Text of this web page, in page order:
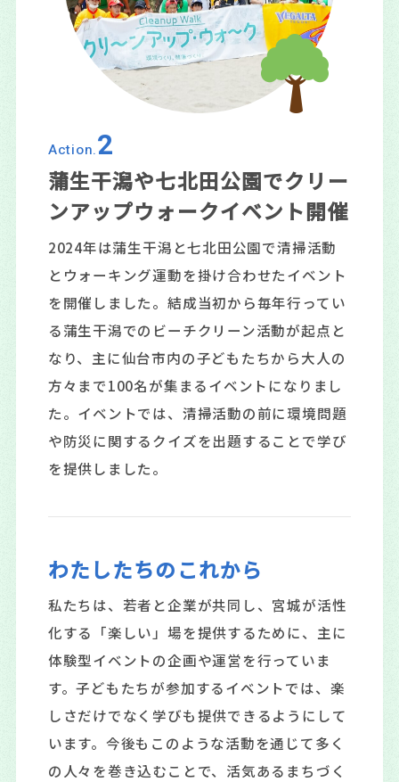
Action.2
蒲生干潟や七北田公園でクリー
ンアップウォークイベント開催
2024年は蒲生干潟と七北田公園で清掃活動
とウォーキング運動を掛け合わせたイベント
を開催しました。結成当初から毎年行ってい
る蒲生干潟でのビーチクリーン活動が起点と
なり、主に仙台市内の子どもたちから大人の
方々まで100名が集まるイベントになりまし
た。イベントでは、清掃活動の前に環境問題
や防災に関するクイズを出題することで学び
を提供しました。
わたしたちのこれから
私たちは、若者と企業が共同し、宮城が活性
化する「楽しい」場を提供するために、主に
体験型イベントの企画や運営を行っていま
す。子どもたちが参加するイベントでは、楽
しさだけでなく学びも提供できるようにして
います。今後もこのような活動を通じて多く
の人々を巻き込むことで、活気あるまちづく